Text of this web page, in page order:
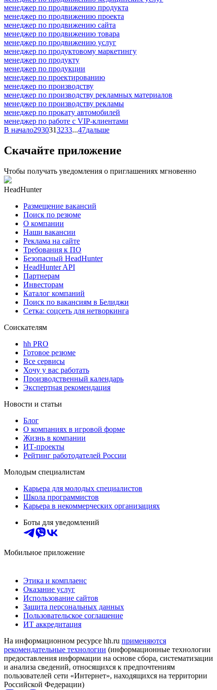
менеджер по продвижению продукта
менеджер по продвижению проекта
менеджер по продвижению сайта
менеджер по продвижению товара
менеджер по продвижению услуг
менеджер по продуктовому маркетингу
менеджер по продукту
менеджер по продукции
менеджер по проектированию
менеджер по производству
менеджер по производству рекламных материалов
менеджер по производству рекламы
менеджер по прокату автомобилей
менеджер по работе с VIP-клиентами
В начало2930313233...47дальше
Скачайте приложение
Чтобы получать уведомления о приглашениях мгновенно
HeadHunter
Размещение вакансий
Поиск по резюме
О компании
Наши вакансии
Реклама на сайте
Требования к ПО
Безопасный HeadHunter
HeadHunter API
Партнерам
Инвесторам
Каталог компаний
Поиск по вакансиям в Белиджи
Сетка: соцсеть для нетворкинга
Соискателям
hh PRO
Готовое резюме
Все сервисы
Хочу у вас работать
Производственный календарь
Экспертная рекомендация
Новости и статьи
Блог
О компаниях в игровой форме
Жизнь в компании
ИТ-проекты
Рейтинг работодателей России
Молодым специалистам
Карьера для молодых специалистов
Школа программистов
Карьера в некоммерческих организациях
Боты для уведомлений
Мобильное приложение
Этика и комплаенс
Оказание услуг
Использование сайтов
Защита персональных данных
Пользовательское соглашение
ИТ аккредитация
На информационном ресурсе hh.ru применяются
рекомендательные технологии (информационные технологии
предоставления информации на основе сбора, систематизации
и анализа сведений, относящихся к предпочтениям
пользователей сети «Интернет», находящихся на территории
Российской Федерации)